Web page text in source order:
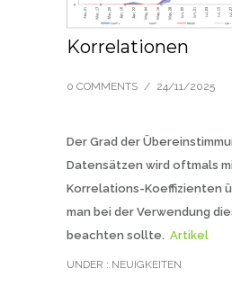
Korrelationen
0 COMMENTS / 24/11/2025
Der Grad der
Datensätzen wird oftmals
Korrelations-Koeffizienten
man bei der Verwendung
beachten sollte. Artikel
UNDER : NEUIGKEITEN